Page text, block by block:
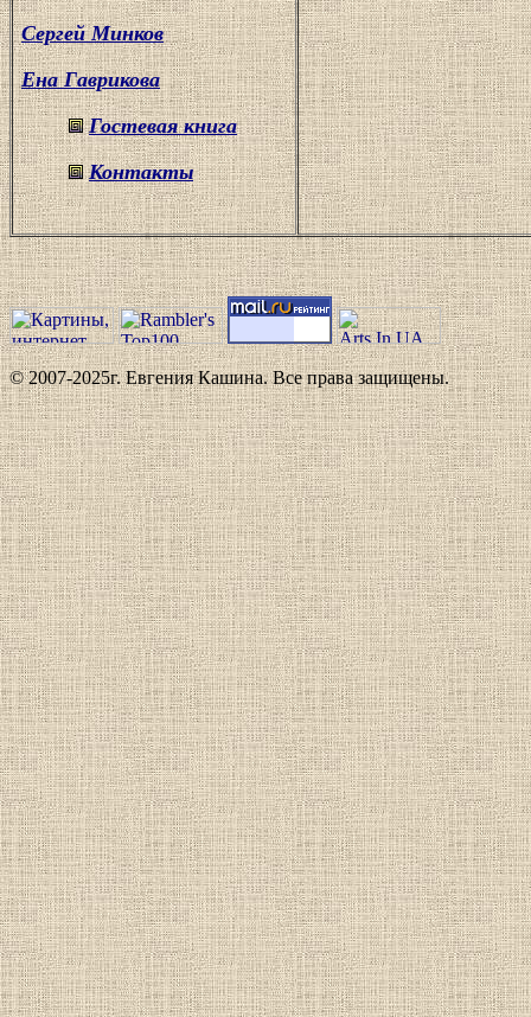
Сергей Минков
Ена Гаврикова
Гостевая книга
Контакты
© 2007-2025г. Евгения Кашина. Все права защищены.